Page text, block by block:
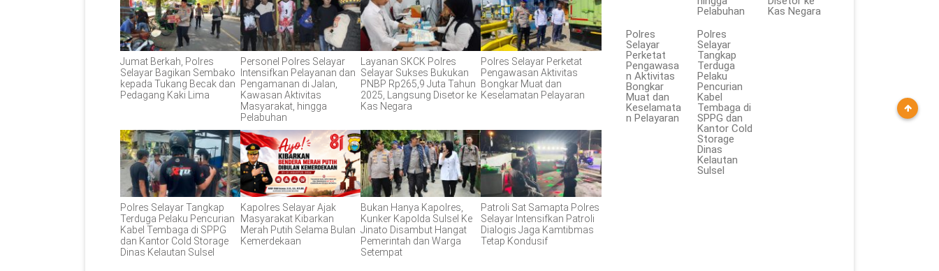
Jumat Berkah, Polres
Selayar Bagikan Sembako
kepada Tukang Becak dan
Pedagang Kaki Lima
Personel Polres Selayar
Intensifkan Pelayanan dan
Pengamanan di Jalan,
Kawasan Aktivitas
Masyarakat, hingga
Pelabuhan
Layanan SKCK Polres
Selayar Sukses Bukukan
PNBP Rp265,9 Juta Tahun
2025, Langsung Disetor ke
Kas Negara
Polres Selayar Perketat
Pengawasan Aktivitas
Bongkar Muat dan
Keselamatan Pelayaran
Polres Selayar Tangkap
Terduga Pelaku Pencurian
Kabel Tembaga di SPPG
dan Kantor Cold Storage
Dinas Kelautan Sulsel
Kapolres Selayar Ajak
Masyarakat Kibarkan
Merah Putih Selama Bulan
Kemerdekaan
Bukan Hanya Kapolres,
Kunker Kapolda Sulsel Ke
Jinato Disambut Hangat
Pemerintah dan Warga
Setempat
Patroli Sat Samapta Polres
Selayar Intensifkan Patroli
Dialogis Jaga Kamtibmas
Tetap Kondusif
Pelabuhan
Kas Negara
Polres
Selayar
Perketat
Pengawasa
n Aktivitas
Bongkar
Muat dan
Keselamata
n Pelayaran
Polres
Selayar
Tangkap
Terduga
Pelaku
Pencurian
Kabel
Tembaga di
SPPG dan
Kantor Cold
Storage
Dinas
Kelautan
Sulsel